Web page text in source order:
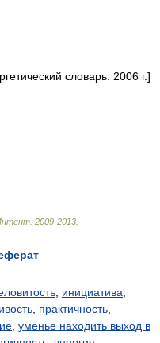
словарь. 2006 г.]
2009-2013
инициатива
практичность
уменье находить выход в